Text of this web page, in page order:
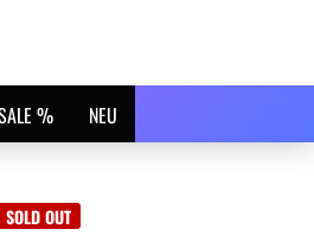
% NEU
SOLD OUT